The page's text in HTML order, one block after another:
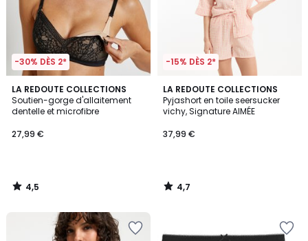
-30% DÈS 2*
LA REDOUTE COLLECTIONS
Soutien-gorge d'allaitement
dentelle et microfibre
27,99 €
4,5
/ 5
4,5
/
-15% DÈS 2*
LA REDOUTE COLLECTIONS
Pyjashort en toile seersucker
vichy, Signature AIMÉE
37,99 €
4,7
/ 5
4,7
/